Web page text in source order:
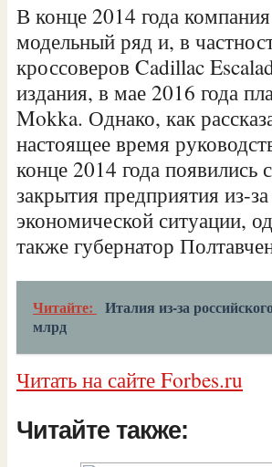
В конце 2014 года
модельный ряд и, в
кроссоверов Cadillac
издания, в мае 2016 года
Mokka. Однако, как
настоящее время
конце 2014 года
закрытия предприятия из-
экономической ситуации,
также губернатор
Читайте:
Италия из-за
млрд
Читать на сайте Forbes.ru
Читайте также: